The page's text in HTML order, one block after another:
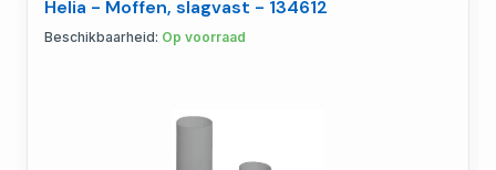
Helia - Moffen, slagvast - 134612
Beschikbaarheid: Op voorraad